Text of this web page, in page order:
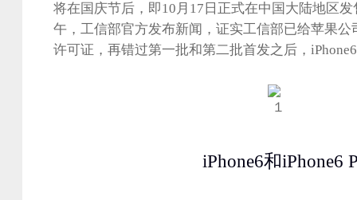
将在国庆节后，即10月17日正式在中国大陆地区
午，工信部官方发布新闻，证实工信部已给苹果公
许可证，再错过第一批和第二批首发之后，
iPhone6和iPhone6